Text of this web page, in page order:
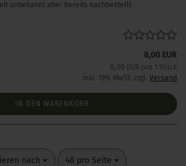
unbekannt aber bereits nachbestellt
8,00 EUR
8,00 EUR pro 1 Stück
inkl. 19% MwSt. zzgl. Versand
IN DEN WARENKORB
nach
nach 48 pro Seite
pro Seite